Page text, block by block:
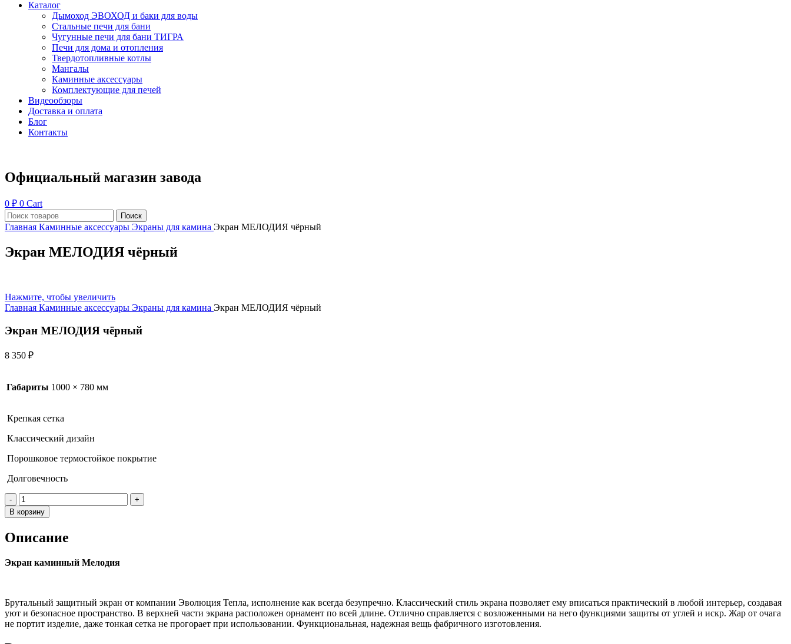
Каталог
Дымоход ЭВОХОД и баки для воды
Стальные печи для бани
Чугунные печи для бани ТИГРА
Печи для дома и отопления
Твердотопливные котлы
Мангалы
Каминные аксессуары
Комплектующие для печей
Видеообзоры
Доставка и оплата
Блог
Контакты
Официальный магазин завода
0 ₽ 0 Cart
Поиск
Главная Каминные аксессуары Экраны для камина Экран МЕЛОДИЯ чёрный
Экран МЕЛОДИЯ чёрный
Нажмите, чтобы увеличить
Главная Каминные аксессуары Экраны для камина Экран МЕЛОДИЯ чёрный
Экран МЕЛОДИЯ чёрный
8 350 ₽
Габариты 1000 × 780 мм
Крепкая сетка
Классический дизайн
Порошковое термостойкое покрытие
Долговечность
Количество
товара
Экран
чёрный
В корзину
Описание
Экран каминный Мелодия
Брутальный защитный экран от компании Эволюция Тепла, исполнение как всегда безупречно. Классический стиль экрана позволяет ему вписаться практический в любой интерьер, создавая
уют и безопасное пространство. В верхней части экрана расположен орнамент по всей длине. Отлично справляется с возложенными на него функциями защиты от углей и искр. Жар от очага
не портит изделие, даже тонкая сетка не прогорает при использовании. Функциональная, надежная вещь фабричного изготовления.